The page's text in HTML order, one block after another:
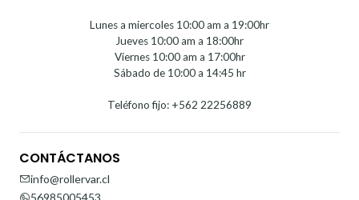
Lunes a miercoles 10:00 am a 19:00hr
Jueves 10:00 am a 18:00hr
Viernes 10:00 am a 17:00hr
Sábado de 10:00 a 14:45 hr
Teléfono fijo: +562 22256889
CONTÁCTANOS
info@rollervar.cl